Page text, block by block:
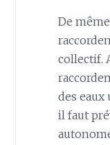
De
collectif.
des eaux
il faut